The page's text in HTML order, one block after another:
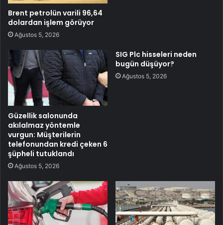
Brent petrolün varili 96,64
dolardan işlem görüyor
Ağustos 5, 2026
Güzellik salonunda
akılalmaz yöntemle
vurgun: Müşterilerin
telefonundan kredi çeken 6
şüpheli tutuklandı
Ağustos 5, 2026
SIG Plc hisseleri neden
bugün düşüyor?
Ağustos 5, 2026